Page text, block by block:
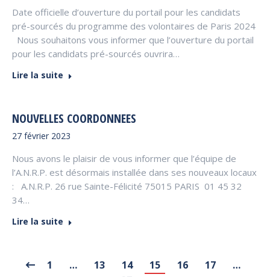
Date officielle d’ouverture du portail pour les candidats
pré-sourcés du programme des volontaires de Paris 2024
Nous souhaitons vous informer que l’ouverture du portail
pour les candidats pré-sourcés ouvrira…
Lire la suite
NOUVELLES COORDONNEES
27 février 2023
Nous avons le plaisir de vous informer que l’équipe de
l’A.N.R.P. est désormais installée dans ses nouveaux locaux
: A.N.R.P. 26 rue Sainte-Félicité 75015 PARIS 01 45 32
34…
Lire la suite
1 … 13 14 15 16 17
…